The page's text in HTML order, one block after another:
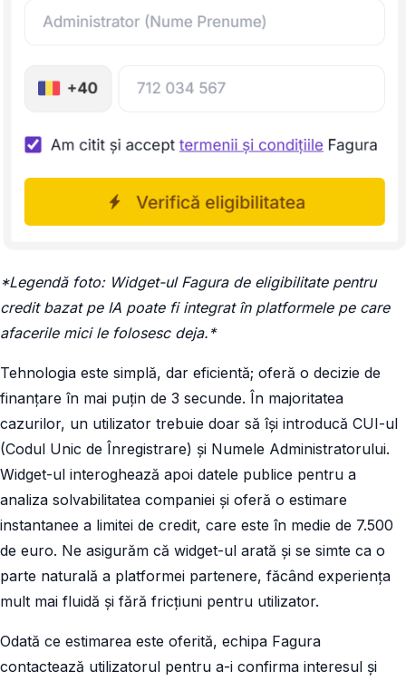
*Legendă foto: Widget-ul Fagura de eligibilitate pentru
credit bazat pe IA poate fi integrat în platformele pe care
afacerile mici le folosesc deja.*
Tehnologia este simplă, dar eficientă; oferă o decizie de
finanțare în mai puțin de 3 secunde. În majoritatea
cazurilor, un utilizator trebuie doar să își introducă CUI-ul
(Codul Unic de Înregistrare) și Numele Administratorului.
Widget-ul interoghează apoi datele publice pentru a
analiza solvabilitatea companiei și oferă o estimare
instantanee a limitei de credit, care este în medie de 7.500
de euro. Ne asigurăm că widget-ul arată și se simte ca o
parte naturală a platformei partenere, făcând experiența
mult mai fluidă și fără fricțiuni pentru utilizator.
Odată ce estimarea este oferită, echipa Fagura
contactează utilizatorul pentru a-i confirma interesul și